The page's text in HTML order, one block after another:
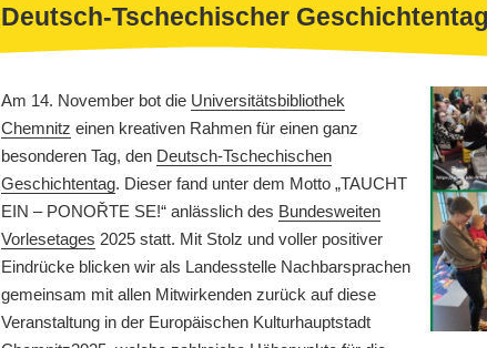
Deutsch-Tschechischer
Am 14. November bot die Universitätsbibliothek
Chemnitz einen kreativen Rahmen für einen ganz
besonderen Tag, den Deutsch-Tschechischen
Geschichtentag. Dieser fand unter dem Motto „TAUCHT
EIN – PONOŘTE SE!“ anlässlich des Bundesweiten
Vorlesetages 2025 statt. Mit Stolz und voller positiver
Eindrücke blicken wir als Landesstelle Nachbarsprachen
gemeinsam mit allen Mitwirkenden zurück auf diese
Veranstaltung in der Europäischen Kulturhauptstadt